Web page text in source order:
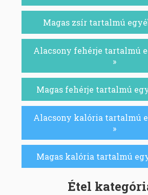
Magas zsír tartalmú
Alacsony fehérje tartalmú
»
Magas fehérje tartalmú
Alacsony kalória tartalmú
»
Magas kalória tartalmú
Étel